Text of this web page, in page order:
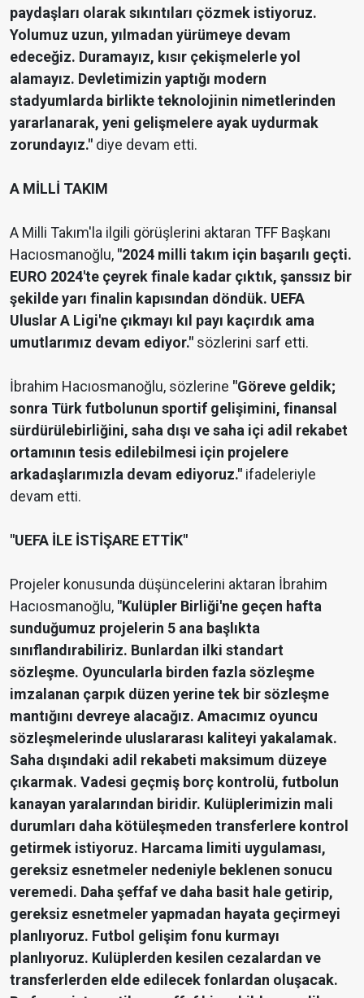
paydaşları olarak sıkıntıları çözmek istiyoruz.
Yolumuz uzun, yılmadan yürümeye devam
edeceğiz. Duramayız, kısır çekişmelerle yol
alamayız. Devletimizin yaptığı modern
stadyumlarda birlikte teknolojinin nimetlerinden
yararlanarak, yeni gelişmelere ayak uydurmak
zorundayız." diye devam etti.
A MİLLİ TAKIM
A Milli Takım'la ilgili görüşlerini aktaran TFF Başkanı
Hacıosmanoğlu, "2024 milli takım için başarılı geçti.
EURO 2024'te çeyrek finale kadar çıktık, şanssız bir
şekilde yarı finalin kapısından döndük. UEFA
Uluslar A Ligi'ne çıkmayı kıl payı kaçırdık ama
umutlarımız devam ediyor." sözlerini sarf etti.
İbrahim Hacıosmanoğlu, sözlerine "Göreve geldik;
sonra Türk futbolunun sportif gelişimini, finansal
sürdürülebirliğini, saha dışı ve saha içi adil rekabet
ortamının tesis edilebilmesi için projelere
arkadaşlarımızla devam ediyoruz." ifadeleriyle
devam etti.
"UEFA İLE İSTİŞARE ETTİK"
Projeler konusunda düşüncelerini aktaran İbrahim
Hacıosmanoğlu, "Kulüpler Birliği'ne geçen hafta
sunduğumuz projelerin 5 ana başlıkta
sınıflandırabiliriz. Bunlardan ilki standart
sözleşme. Oyuncularla birden fazla sözleşme
imzalanan çarpık düzen yerine tek bir sözleşme
mantığını devreye alacağız. Amacımız oyuncu
sözleşmelerinde uluslararası kaliteyi yakalamak.
Saha dışındaki adil rekabeti maksimum düzeye
çıkarmak. Vadesi geçmiş borç kontrolü, futbolun
kanayan yaralarından biridir. Kulüplerimizin mali
durumları daha kötüleşmeden transferlere kontrol
getirmek istiyoruz. Harcama limiti uygulaması,
gereksiz esnetmeler nedeniyle beklenen sonucu
veremedi. Daha şeffaf ve daha basit hale getirip,
gereksiz esnetmeler yapmadan hayata geçirmeyi
planlıyoruz. Futbol gelişim fonu kurmayı
planlıyoruz. Kulüplerden kesilen cezalardan ve
transferlerden elde edilecek fonlardan oluşacak.